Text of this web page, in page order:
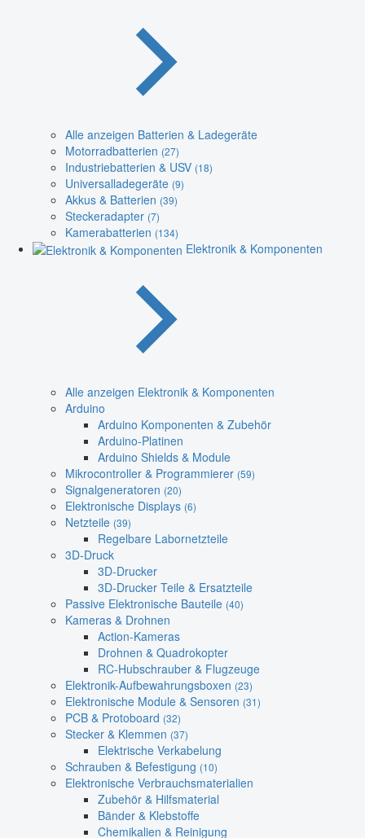
Alle anzeigen Batterien & Ladegeräte
Motorradbatterien (27)
Industriebatterien & USV (18)
Universalladegeräte (9)
Akkus & Batterien (39)
Steckeradapter (7)
Kamerabatterien (134)
Elektronik & Komponenten
Alle anzeigen Elektronik & Komponenten
Arduino
Arduino Komponenten & Zubehör
Arduino-Platinen
Arduino Shields & Module
Mikrocontroller & Programmierer (59)
Signalgeneratoren (20)
Elektronische Displays (6)
Netzteile (39)
Regelbare Labornetzteile
3D-Druck
3D-Drucker
3D-Drucker Teile & Ersatzteile
Passive Elektronische Bauteile (40)
Kameras & Drohnen
Action-Kameras
Drohnen & Quadrokopter
RC-Hubschrauber & Flugzeuge
Elektronik-Aufbewahrungsboxen (23)
Elektronische Module & Sensoren (31)
PCB & Protoboard (32)
Stecker & Klemmen (37)
Elektrische Verkabelung
Schrauben & Befestigung (10)
Elektronische Verbrauchsmaterialien
Zubehör & Hilfsmaterial
Bänder & Klebstoffe
Chemikalien & Reinigung